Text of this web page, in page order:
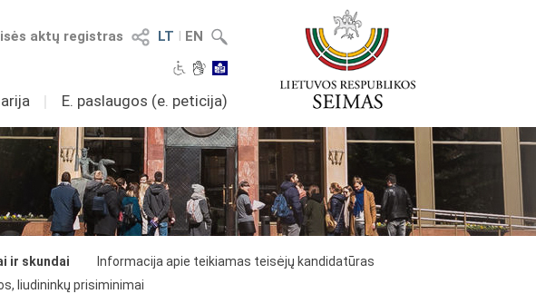
LT I EN
aktų registras
I E. paslaugos (e. peticija)
ir skundai
Informacija apie teikiamas teisėjų kandidatūras
liudininkų prisiminimai